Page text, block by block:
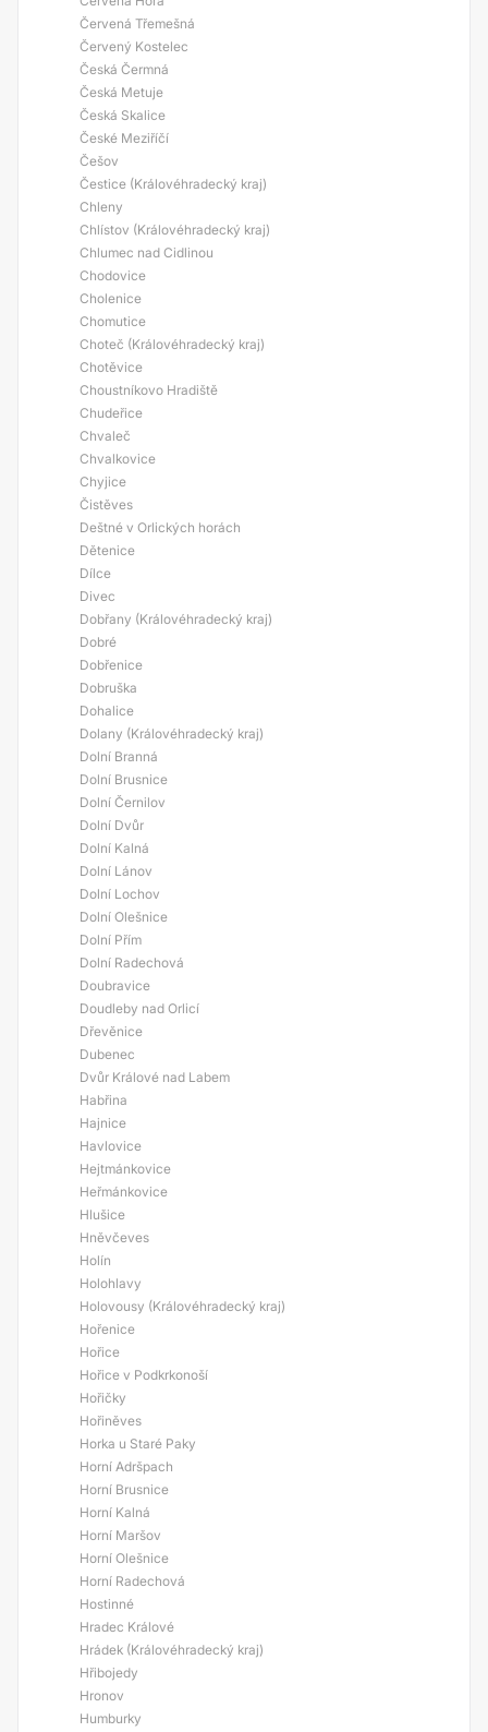
Červená Třemešná
Červený Kostelec
Česká Čermná
Česká Metuje
Česká Skalice
České Meziříčí
Češov
Čestice (Královéhradecký kraj)
Chleny
Chlístov (Královéhradecký kraj)
Chlumec nad Cidlinou
Chodovice
Cholenice
Chomutice
Choteč (Královéhradecký kraj)
Chotěvice
Choustníkovo Hradiště
Chudeřice
Chvaleč
Chvalkovice
Chyjice
Čistěves
Deštné v Orlických horách
Dětenice
Dílce
Divec
Dobřany (Královéhradecký kraj)
Dobré
Dobřenice
Dobruška
Dohalice
Dolany (Královéhradecký kraj)
Dolní Branná
Dolní Brusnice
Dolní Černilov
Dolní Dvůr
Dolní Kalná
Dolní Lánov
Dolní Lochov
Dolní Olešnice
Dolní Přím
Dolní Radechová
Doubravice
Doudleby nad Orlicí
Dřevěnice
Dubenec
Dvůr Králové nad Labem
Habřina
Hajnice
Havlovice
Hejtmánkovice
Heřmánkovice
Hlušice
Hněvčeves
Holín
Holohlavy
Holovousy (Královéhradecký kraj)
Hořenice
Hořice
Hořice v Podkrkonoší
Hořičky
Hořiněves
Horka u Staré Paky
Horní Adršpach
Horní Brusnice
Horní Kalná
Horní Maršov
Horní Olešnice
Horní Radechová
Hostinné
Hradec Králové
Hrádek (Královéhradecký kraj)
Hřibojedy
Hronov
Humburky